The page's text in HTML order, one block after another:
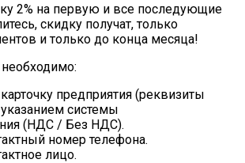
2% на первую и все последующие
скидку получат, только
и только до конца месяца!
предприятия (реквизиты
системы
(НДС / Без НДС).
номер телефона.
лицо.